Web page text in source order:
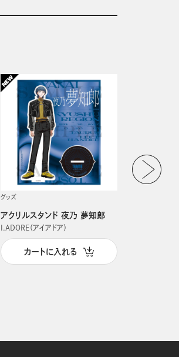
グッズ
アクリルスタンド 夜乃 夢知郎
I.ADORE（アイアドア）
カートに入れる